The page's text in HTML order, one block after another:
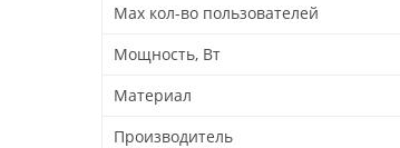
Max кол-во пользователей
Мощность, Вт
Материал
Производитель